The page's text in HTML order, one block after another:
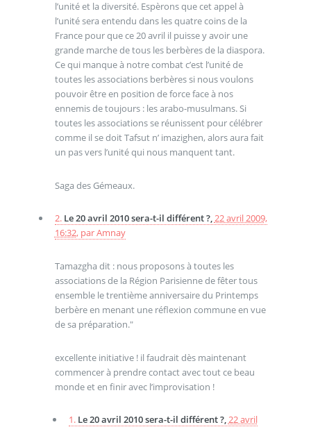
l’unité et la diversité. Espèrons que cet appel à
l’unité sera entendu dans les quatre coins de la
France pour que ce 20 avril il puisse y avoir une
grande marche de tous les berbères de la diaspora.
Ce qui manque à notre combat c’est l’unité de
toutes les associations berbères si nous voulons
pouvoir être en position de force face à nos
ennemis de toujours : les arabo-musulmans. Si
toutes les associations se réunissent pour célébrer
comme il se doit Tafsut n’ imazighen, alors aura fait
un pas vers l’unité qui nous manquent tant.
Saga des Gémeaux.
2. Le 20 avril 2010 sera-t-il différent ?,22 avril 2009,
16:32, parAmnay
Tamazgha dit : nous proposons à toutes les
associations de la Région Parisienne de fêter tous
ensemble le trentième anniversaire du Printemps
berbère en menant une réflexion commune en vue
de sa préparation."
excellente initiative ! il faudrait dès maintenant
commencer à prendre contact avec tout ce beau
monde et en finir avec l’improvisation !
1. Le 20 avril 2010 sera-t-il différent ?,22 avril